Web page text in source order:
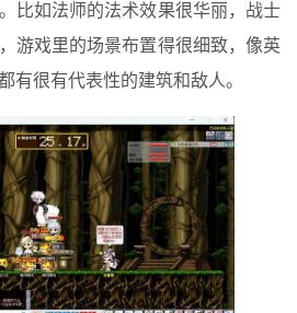
比如法师的法术效果很华丽，战士
游戏里的场景布置得很细致，像英
有很有代表性的建筑和敌人。